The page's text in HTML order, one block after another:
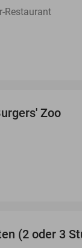
Restaurant
Zoo
(2 oder 3